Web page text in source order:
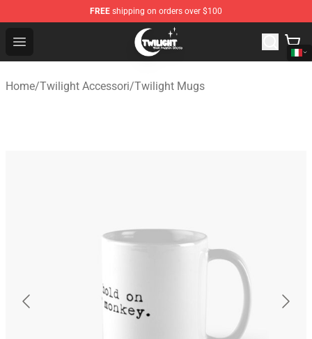
FREE shipping on orders over $100
Open menu
Twilight Store - Official Twilight Merchandise Shop
Home/Twilight Accessori/Twilight Mugs